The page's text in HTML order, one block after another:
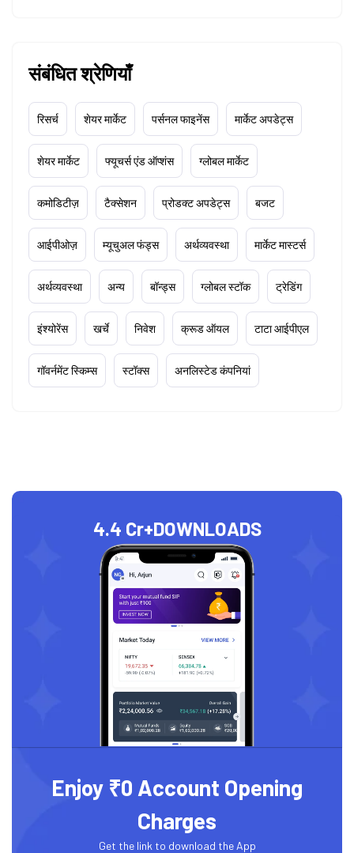
संबंधित श्रेणियाँ
रिसर्च शेयर मार्केट पर्सनल फाइनेंस मार्केट अपडेट्स
शेयर मार्केट फ्यूचर्स एंड ऑप्शंस ग्लोबल मार्केट
कमोडिटीज़ टैक्सेशन प्रोडक्ट अपडेट्स बजट
आईपीओज़ म्यूचुअल फंड्स अर्थव्यवस्था मार्केट मास्टर्स
अर्थव्यवस्था अन्य बॉन्ड्स ग्लोबल स्टॉक ट्रेडिंग
इंश्योरेंस खर्चे निवेश क्रूड ऑयल टाटा आईपीएल
गॉवर्नमेंट स्किम्स स्टॉक्स अनलिस्टेड कंपनियां
4.4 Cr+DOWNLOADS
Enjoy ₹0 Account Opening
Charges
Get the link to download the App